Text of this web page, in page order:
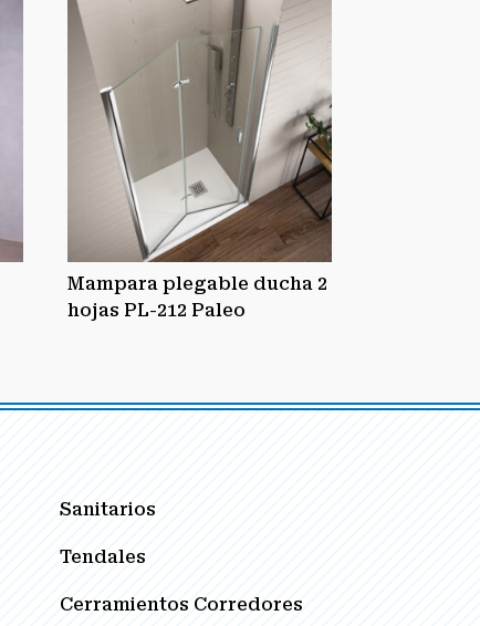
Mampara plegable ducha 2
hojas PL-212 Paleo
Sanitarios
Tendales
Cerramientos Corredores